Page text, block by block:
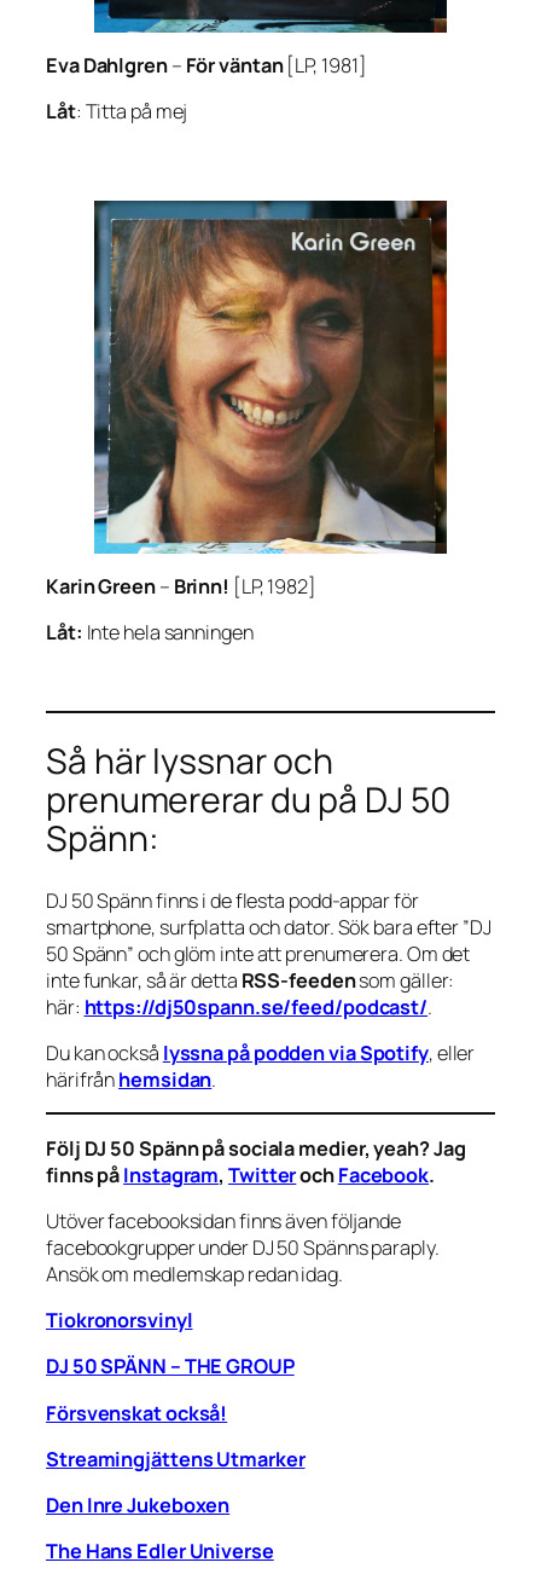
Eva Dahlgren– För väntan[LP, 1981]
Låt: Titta på mej
Karin Green– Brinn! [LP, 1982]
Låt: Inte hela sanningen
Så här lyssnar och
prenumererar du på DJ 50
Spänn:
DJ 50 Spänn finns i de flesta podd-appar för
smartphone, surfplatta och dator. Sök bara efter ”DJ
50 Spänn” och glöm inte att prenumerera. Om det
inte funkar, så är detta RSS-feedensom gäller:
här: https://dj50spann.se/feed/podcast/.
Du kan också lyssna på podden via Spotify, eller
härifrånhemsidan.
Följ DJ 50 Spänn på sociala medier, yeah? Jag
finns påInstagram,TwitterochFacebook.
Utöver facebooksidan finns även följande
facebookgrupper under DJ 50 Spänns paraply.
Ansök om medlemskap redan idag.
Tiokronorsvinyl
DJ 50 SPÄNN – THE GROUP
Försvenskat också!
Streamingjättens Utmarker
Den Inre Jukeboxen
The Hans Edler Universe